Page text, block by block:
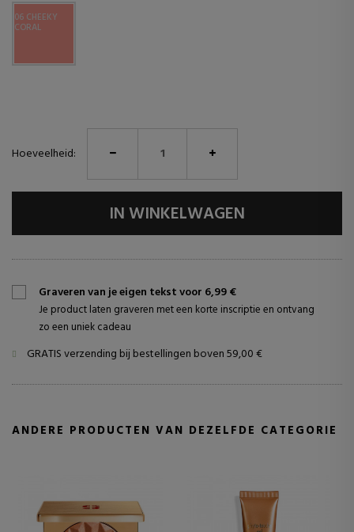
06 CHEEKY
CORAL
Hoeveelheid:
IN WINKELWAGEN
Graveren van je eigen tekst voor 6,99 €
Je product laten graveren met een korte inscriptie en ontvang
zo een uniek cadeau
GRATIS verzending bij bestellingen boven 59,00 €
ANDERE PRODUCTEN VAN DEZELFDE CATEGORIE